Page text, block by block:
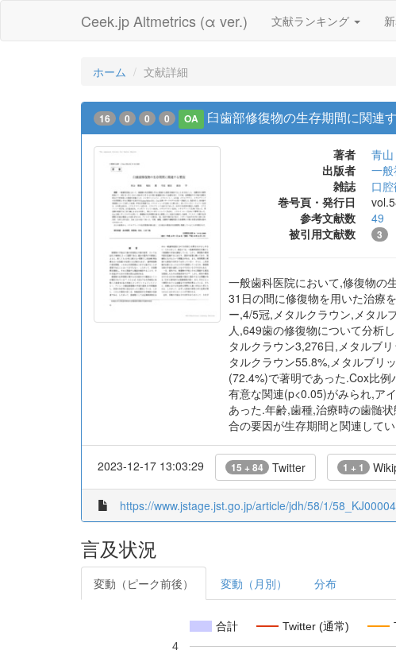
Ceek.jp Altmetrics (α ver.) 文献ランキング
ホーム 文献詳細
16 0 0 0 OA 臼歯部修復物の生存期間に関連
著者 青
出版者
一
雑誌
口
巻号頁・発行日
参考文献数
49
被引用文献数
3
一般歯科医院において,修復物の
31日の間に修復物を用いた治療
ー,4/5冠,メタルクラウン,メタル
人,649歯の修復物について分析
タルクラウン3,276日,メタルブ
タルクラウン55.8%,メタルブリ
(72.4%)で著明であった.Cox比
有意な関連(p<0.05)がみられ,ア
あった.年齢,歯種,治療時の歯髄
合の要因が生存期間と関連して
2023-12-17 13:03:29 15 + 84 Twitter 1 + 1
https://www.jstage.jst.go.jp/article/jdh/58/1/
言及状況
変動（ピーク前後） 変動（月別） 分布
合計 Twitter (通常)
4